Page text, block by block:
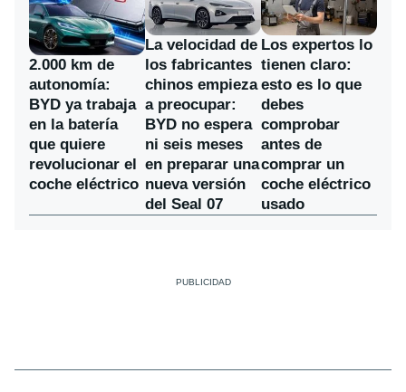
2.000 km de
autonomía:
BYD ya trabaja
en la batería
que quiere
revolucionar el
coche eléctrico
La velocidad de
los fabricantes
chinos empieza
a preocupar:
BYD no espera
ni seis meses
en preparar una
nueva versión
del Seal 07
Los expertos lo
tienen claro:
esto es lo que
debes
comprobar
antes de
comprar un
coche eléctrico
usado